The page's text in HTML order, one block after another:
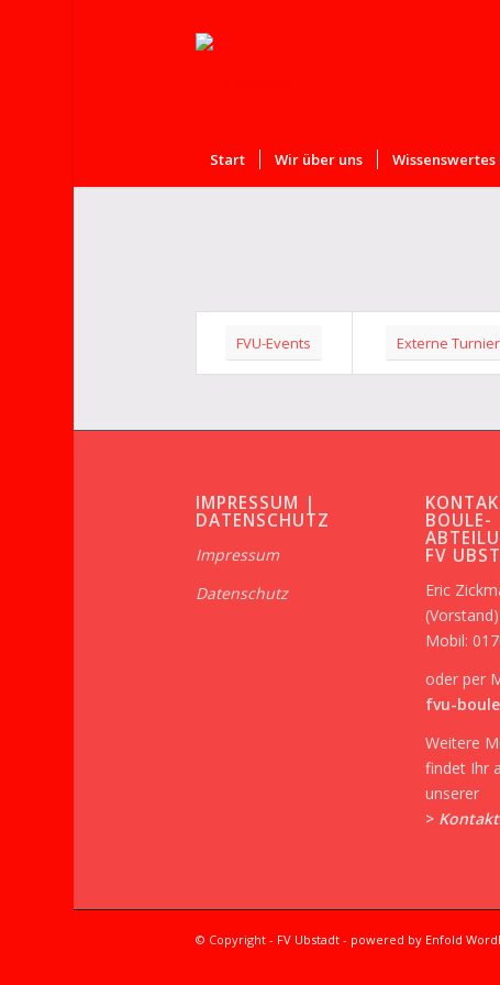
Start Wir über uns Wissenswertes
FVU-Events Externe
IMPRESSUM |
DATENSCHUTZ
Impressum
Datenschutz
BOULE-
FV
Eric
(Vorstand)
Mobil:
oder per
fvu-
Weitere
findet Ihr
unserer
>
© Copyright - FV Ubstadt- powered by Enfold